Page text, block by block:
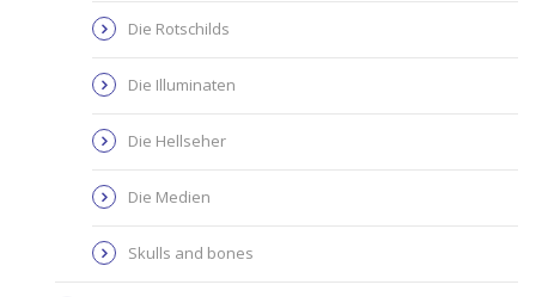
Die Rotschilds
Die Illuminaten
Die Hellseher
Die Medien
Skulls and bones